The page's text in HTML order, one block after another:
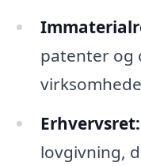
patenter og
Erhvervsret:
lovgivning,